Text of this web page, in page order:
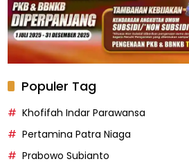
Populer Tag
Khofifah Indar Parawansa
Pertamina Patra Niaga
Prabowo Subianto